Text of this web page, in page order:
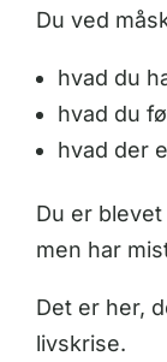
Du ved
hvad du
hvad du
hvad der
Du er
men har
Det er her,
livskrise.